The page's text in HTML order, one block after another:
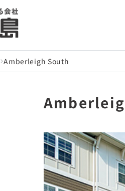
Amberleigh South